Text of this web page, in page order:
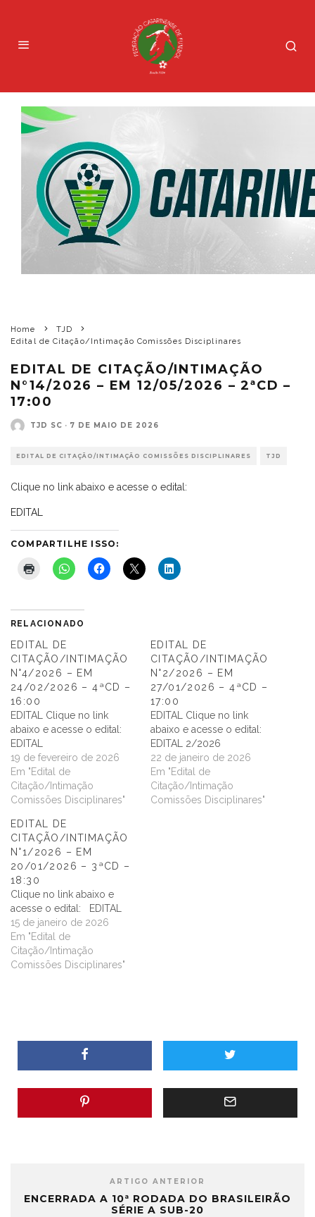
Home
TJD
Edital de Citação/Intimação Comissões Disciplinares
EDITAL DE CITAÇÃO/INTIMAÇÃO
N°14/2026 – EM 12/05/2026 – 2ªCD –
17:00
TJD SC · 7 DE MAIO DE 2026
EDITAL DE CITAÇÃO/INTIMAÇÃO COMISSÕES DISCIPLINARES TJD
Clique no link abaixo e acesse o edital:
EDITAL
COMPARTILHE ISSO:
RELACIONADO
EDITAL DE
CITAÇÃO/INTIMAÇÃO
N°4/2026 – EM
24/02/2026 – 4ªCD –
16:00
EDITAL Clique no link
abaixo e acesse o edital:
EDITAL
19 de fevereiro de 2026
Em "Edital de
Citação/Intimação
Comissões Disciplinares"
EDITAL DE
CITAÇÃO/INTIMAÇÃO
N°2/2026 – EM
27/01/2026 – 4ªCD –
17:00
EDITAL Clique no link
abaixo e acesse o edital:
EDITAL 2/2026
22 de janeiro de 2026
Em "Edital de
Citação/Intimação
Comissões Disciplinares"
EDITAL DE
CITAÇÃO/INTIMAÇÃO
N°1/2026 – EM
20/01/2026 – 3ªCD –
18:30
Clique no link abaixo e
acesse o edital: EDITAL
15 de janeiro de 2026
Em "Edital de
Citação/Intimação
Comissões Disciplinares"
ARTIGO ANTERIOR
ENCERRADA A 10ª RODADA DO BRASILEIRÃO
SÉRIE A SUB-20